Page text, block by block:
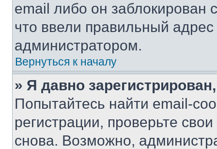
email либо он
что ввели правильный адрес
администратором.
Вернуться к началу
» Я давно
Попытайтесь найти email-
регистрации, проверьте
снова. Возможно,